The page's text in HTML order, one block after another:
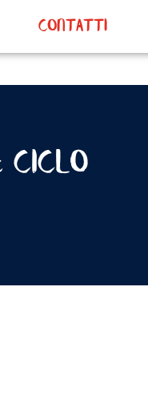
Contatti
ciclo